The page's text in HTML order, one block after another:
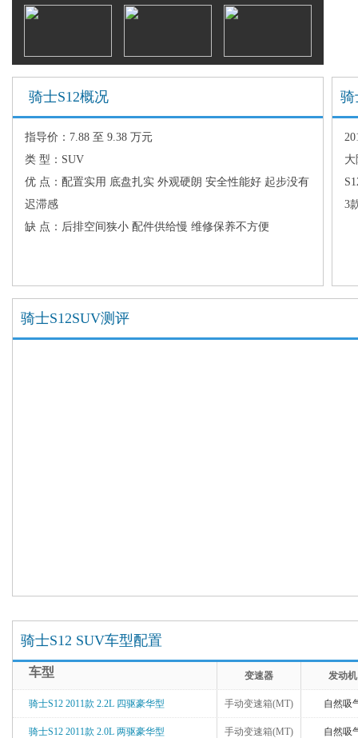
骑士S12概况
指导价：7.88 至 9.38 万元
类 型：SUV
优 点：配置实用 底盘扎实 外观硬朗 安全性能好 起步没有
迟滞感
缺 点：后排空间狭小 配件供给慢 维修保养不方便
骑
3
骑士S12SUV测评
骑士S12 SUV车型配置
车型 变速器 发动机
骑士S12 2011款 2.2L 四驱豪华型 手动变速箱(MT) 自然吸
骑士S12 2011款 2.0L 两驱豪华型 手动变速箱(MT) 自然吸